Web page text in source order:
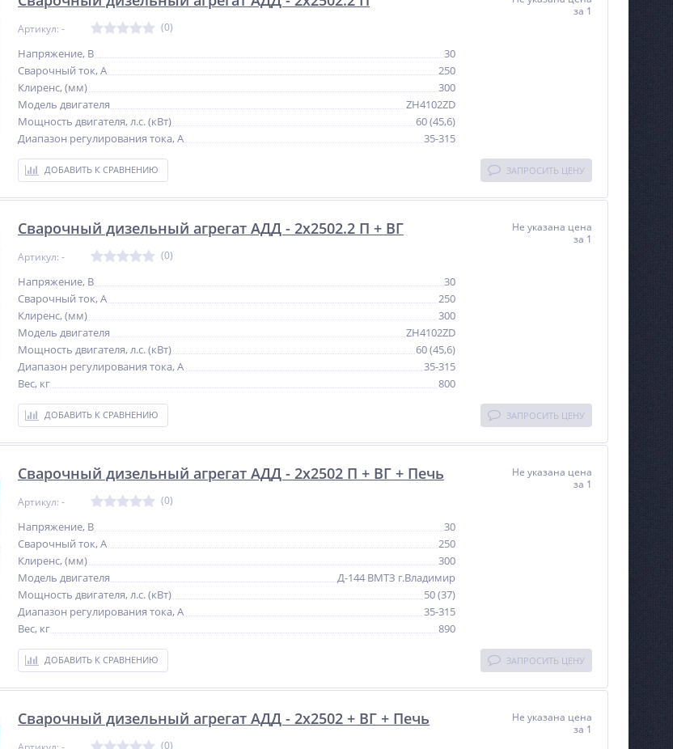
ХИТ
%
Артикул: - (0)
Напряжение, В
30
Сварочный ток, А
250
Клиренс, (мм)
300
Модель двигателя
ZH4102ZD
Мощность двигателя, л.с. (кВт)
60 (45,6)
Диапазон регулирования тока, А
35-315
ДОБАВИТЬ К СРАВНЕНИЮ
за 1
ЗАПРОСИТЬ ЦЕНУ
Сварочный дизельный агрегат АДД - 2x2502.2 П + ВГ
Артикул: - (0)
Напряжение, В
30
Сварочный ток, А
250
Клиренс, (мм)
300
Модель двигателя
ZH4102ZD
Мощность двигателя, л.с. (кВт)
60 (45,6)
Диапазон регулирования тока, А
35-315
Вес, кг
800
ДОБАВИТЬ К СРАВНЕНИЮ
Не указана цена
за 1
ЗАПРОСИТЬ ЦЕНУ
Сварочный дизельный агрегат АДД - 2х2502 П + ВГ + Печь
Артикул: - (0)
Напряжение, В
30
Сварочный ток, А
250
Клиренс, (мм)
300
Модель двигателя
Д-144 ВМТЗ г.Владимир
Мощность двигателя, л.с. (кВт)
50 (37)
Диапазон регулирования тока, А
35-315
Вес, кг
890
ДОБАВИТЬ К СРАВНЕНИЮ
Не указана цена
за 1
ЗАПРОСИТЬ ЦЕНУ
Сварочный дизельный агрегат АДД - 2х2502 + ВГ + Печь
(0)
Не указана цена
за 1